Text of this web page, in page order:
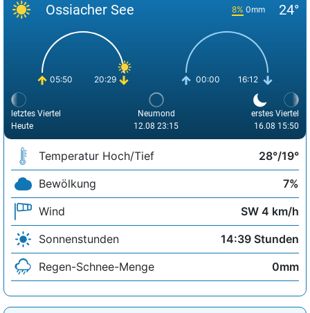
Ossiacher See 8% 0mm 24°
05:50 20:29 00:00 16:12
letztes Viertel
Heute
Neumond
12.08 23:15
erstes Viertel
16.08 15:50
Temperatur Hoch/Tief
28°/19°
Bewölkung
7%
Wind
SW 4 km/h
Sonnenstunden
14:39 Stunden
Regen-Schnee-Menge
0mm